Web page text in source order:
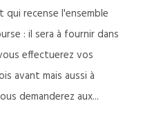
recense l'ensemble
: il sera à fournir dans
effectuerez vos
avant mais aussi à
demanderez aux...